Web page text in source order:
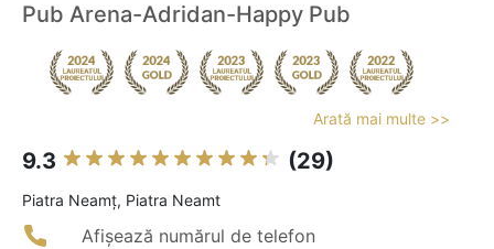
Pub Arena-Adridan-Happy Pub
Arată mai multe >>
9.3 (29)
Piatra Neamţ, Piatra Neamt
Afișează numărul de telefon